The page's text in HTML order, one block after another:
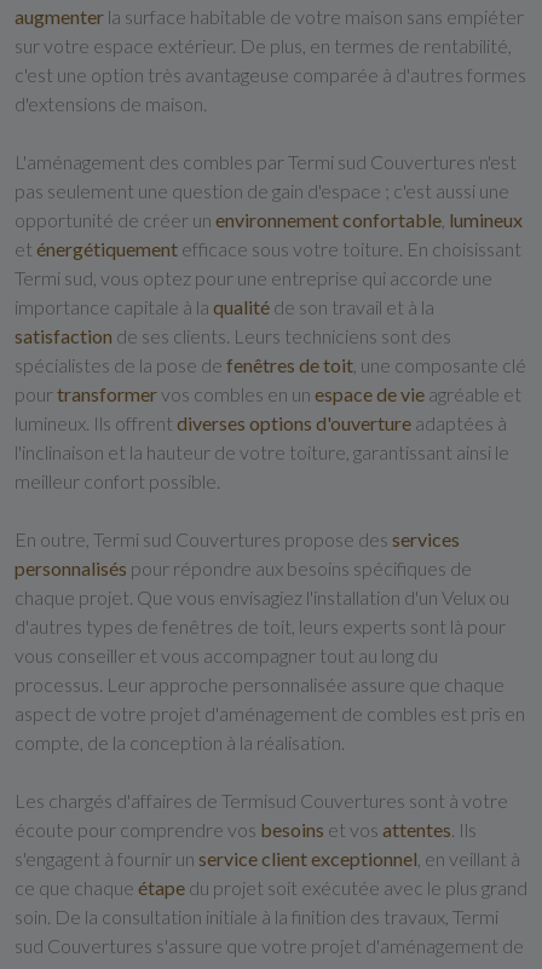
augmenter la surface habitable de votre maison sans empiéter
sur votre espace extérieur. De plus, en termes de rentabilité,
c'est une option très avantageuse comparée à d'autres formes
d'extensions de maison.
L'aménagement des combles par Termi sud Couvertures n'est
pas seulement une question de gain d'espace ; c'est aussi une
opportunité de créer un environnement confortable lumineux
et énergétiquement efficace sous votre toiture. En choisissant
Termi sud, vous optez pour une entreprise qui accorde une
importance capitale à la qualité de son travail et à la
satisfaction de ses clients. Leurs techniciens sont des
spécialistes de la pose de fenêtres de toit , une composante clé
pourtransformervos combles en un espace de vie agréable et
lumineux. Ils offrent diverses options d'ouverture adaptées à
l'inclinaison et la hauteur de votre toiture, garantissant ainsi le
meilleur confort possible.
En outre, Termi sud Couvertures propose des services
personnalisés pour répondre aux besoins spécifiques de
chaque projet. Que vous envisagiez l'installation d'un Velux ou
d'autres types de fenêtres de toit, leurs experts sont là pour
vous conseiller et vous accompagner tout au long du
processus. Leur approche personnalisée assure que chaque
aspect de votre projet d'aménagement de combles est pris en
compte, de la conception à la réalisation.
Les chargés d'affaires de Termisud Couvertures sont à votre
écoute pour comprendre vos besoins et vos attentes . Ils
s'engagent à fournir un service client exceptionnel , en veillant à
ce que chaque étape du projet soit exécutée avec le plus grand
soin. De la consultation initiale à la finition des travaux, Termi
sud Couvertures s'assure que votre projet d'aménagement de